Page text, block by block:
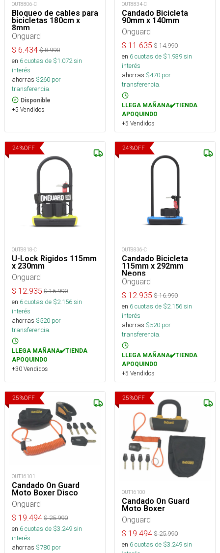
OUT8806-C
Bloqueo de cables para
bicicletas 180cm x
8mm
Onguard
$ 6.434 $8.990
en 6cuotas de $1.072sin
interés
ahorras $260 por
transferencia.
Disponible
+5 Vendidos
OUT8834-C
Candado Bicicleta
90mm x 140mm
Onguard
$ 11.635 $14.990
en 6cuotas de $1.939sin
interés
ahorras $470 por
transferencia.
LLEGA MAÑANA✔️TIENDA
APOQUINDO
+5 Vendidos
24%OFF
OUT8818-C
U-Lock Rigidos 115mm
x 230mm
Onguard
$ 12.935 $16.990
en 6cuotas de $2.156sin
interés
ahorras $520 por
transferencia.
LLEGA MAÑANA✔️TIENDA
APOQUINDO
+30 Vendidos
24%OFF
OUT8836-C
Candado Bicicleta
115mm x 292mm
Neons
Onguard
$ 12.935 $16.990
en 6cuotas de $2.156sin
interés
ahorras $520 por
transferencia.
LLEGA MAÑANA✔️TIENDA
APOQUINDO
+5 Vendidos
25%OFF
OUT16101
Candado On Guard
Moto Boxer Disco
Onguard
$ 19.494 $25.990
en 6cuotas de $3.249sin
interés
ahorras $780 por
25%OFF
OUT16100
Candado On Guard
Moto Boxer
Onguard
$ 19.494 $25.990
en 6cuotas de $3.249sin